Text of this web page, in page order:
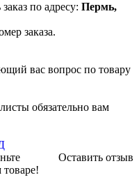
по адресу: Пермь,
заказа.
вас вопрос по товару
обязательно вам
Оставить отзыв